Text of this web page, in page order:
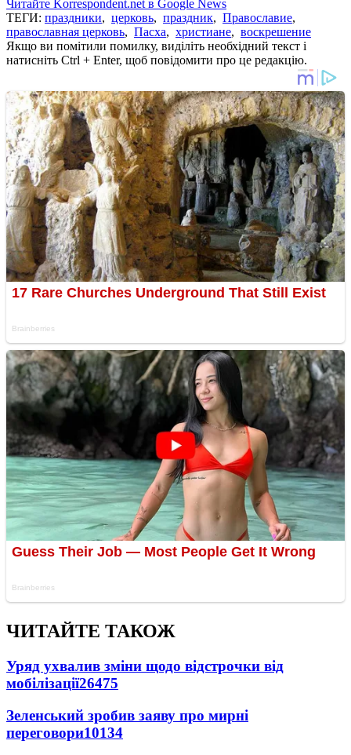
Читайте Korrespondent.net в Google News
ТЕГИ: праздники, церковь, праздник, Православие,
православная церковь, Пасха, христиане, воскрешение
Якщо ви помітили помилку, виділіть необхідний текст і
натисніть Ctrl + Enter, щоб повідомити про це редакцію.
ЧИТАЙТЕ ТАКОЖ
Уряд ухвалив зміни щодо відстрочки від
мобілізації26475
Зеленський зробив заяву про мирні
переговори10134